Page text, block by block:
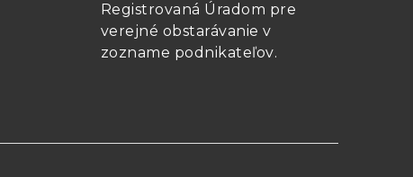
Registrovaná Úradom pre
verejné obstarávanie v
zozname podnikateľov.